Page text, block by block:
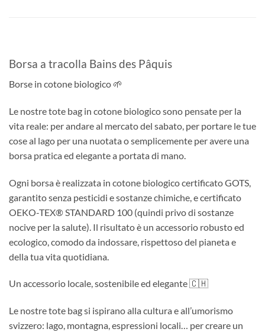
Borsa a tracolla Bains des Pâquis
Borse in cotone biologico 🌱
Le nostre tote bag in cotone biologico sono pensate per la
vita reale: per andare al mercato del sabato, per portare le tue
cose al lago per una nuotata o semplicemente per avere una
borsa pratica ed elegante a portata di mano.
Ogni borsa è realizzata in cotone biologico certificato GOTS,
garantito senza pesticidi e sostanze chimiche, e certificato
OEKO-TEX® STANDARD 100 (quindi privo di sostanze
nocive per la salute). Il risultato è un accessorio robusto ed
ecologico, comodo da indossare, rispettoso del pianeta e
della tua vita quotidiana.
Un accessorio locale, sostenibile ed elegante 🇨🇭
Le nostre tote bag si ispirano alla cultura e all’umorismo
svizzero: lago, montagna, espressioni locali… per creare un